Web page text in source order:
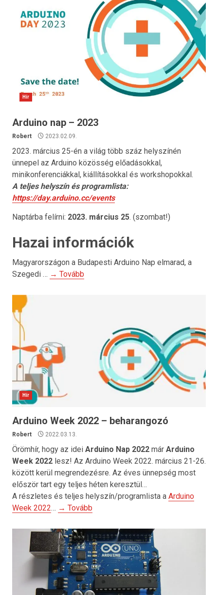
Hír
Arduino nap – 2023
Robert 2023.02.09.
2023. március 25-én a világ több száz helyszínén
ünnepel az Arduino közösség előadásokkal,
minikonferenciákkal, kiállításokkal és workshopokkal.
A teljes helyszín és programlista:
https://day.arduino.cc/events
Naptárba felírni: 2023. március 25. (szombat!)
Hazai információk
Magyarországon a Budapesti Arduino Nap elmarad, a
Szegedi … → Tovább
Hír
Arduino Week 2022 – beharangozó
Robert 2022.03.13.
Örömhír, hogy az idei Arduino Nap 2022 már Arduino
Week 2022 lesz! Az Arduino Week 2022. március 21-26.
között kerül megrendezésre. Az éves ünnepség most
először tart egy teljes héten keresztül…
A részletes és teljes helyszín/programlista a Arduino
Week 2022… → Tovább